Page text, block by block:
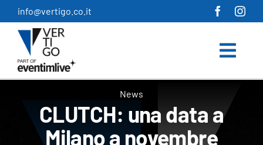
Salta
al
contenuto
info@vertigo.co.it
News
CLUTCH: una data a
Milano a novembre